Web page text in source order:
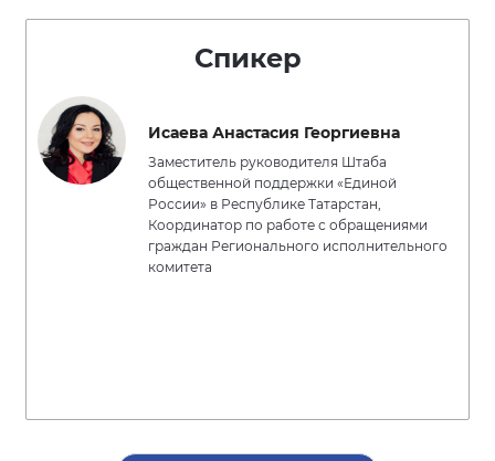
Спикер
Исаева Анастасия Георгиевна
Заместитель руководителя Штаба
общественной поддержки «Единой
России» в Республике Татарстан,
Координатор по работе с обращениями
граждан Регионального исполнительного
комитета